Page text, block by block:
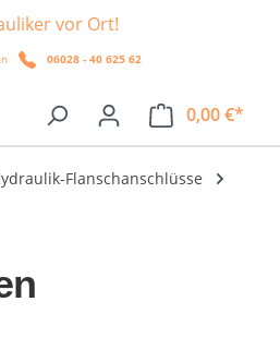
vor Ort!
06028 - 40 625 62
0,00 €*
Flanschanschlüsse